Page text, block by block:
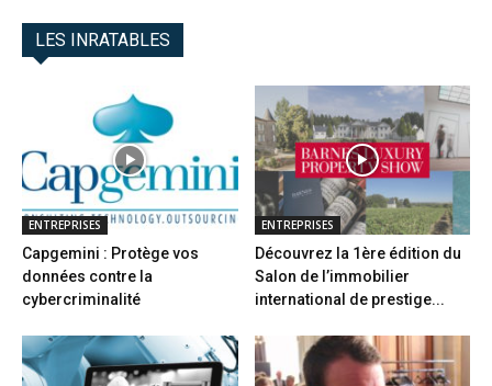
LES INRATABLES
ENTREPRISES
Capgemini : Protège vos
données contre la
cybercriminalité
ENTREPRISES
Découvrez la 1ère édition du
Salon de l’immobilier
international de prestige...